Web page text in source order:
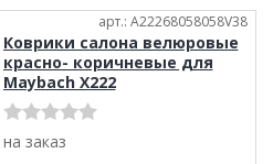
арт.: A22268058058V38
Коврики салона велюровые
красно- коричневые для
Maybach X222
на заказ